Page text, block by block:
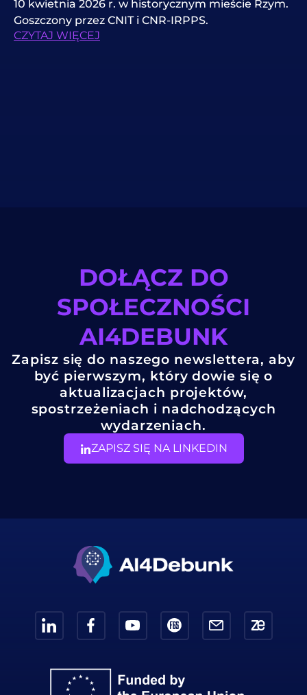
10 kwietnia 2026 r. w historycznym mieście Rzym.
Goszczony przez CNIT i CNR-IRPPS.
CZYTAJ WIĘCEJ
DOŁĄCZ DO
SPOŁECZNOŚCI
AI4DEBUNK
Zapisz się do naszego newslettera, aby
być pierwszym, który dowie się o
aktualizacjach projektów,
spostrzeżeniach i nadchodzących
wydarzeniach.
ZAPISZ SIĘ NA LINKEDIN